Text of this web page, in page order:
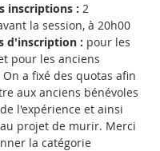
inscriptions : 2
la session, à 20h00
d'inscription : pour les
pour les anciens
On a fixé des quotas afin
aux anciens bénévoles
l'expérience et ainsi
projet de murir. Merci
la catégorie